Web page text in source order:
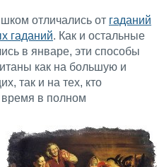
отличались от гаданий
гаданий. Как и остальные
в январе, эти способы
как на большую и
так и на тех, кто
время в полном